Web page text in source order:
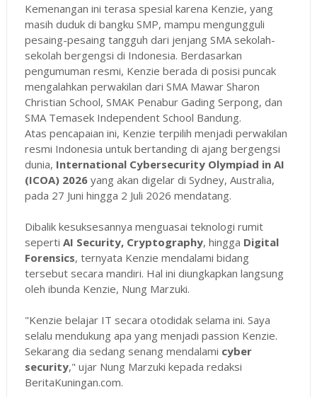
Kemenangan ini terasa spesial karena Kenzie, yang
masih duduk di bangku SMP, mampu mengungguli
pesaing-pesaing tangguh dari jenjang SMA sekolah-
sekolah bergengsi di Indonesia. Berdasarkan
pengumuman resmi, Kenzie berada di posisi puncak
mengalahkan perwakilan dari SMA Mawar Sharon
Christian School, SMAK Penabur Gading Serpong, dan
SMA Temasek Independent School Bandung.
Atas pencapaian ini, Kenzie terpilih menjadi perwakilan
resmi Indonesia untuk bertanding di ajang bergengsi
dunia, International Cybersecurity Olympiad in AI
(ICOA) 2026yang akan digelar di Sydney, Australia,
pada 27 Juni hingga 2 Juli 2026 mendatang.
Dibalik kesuksesannya menguasai teknologi rumit
seperti AI Security, Cryptography, hingga Digital
Forensics, ternyata Kenzie mendalami bidang
tersebut secara mandiri. Hal ini diungkapkan langsung
oleh ibunda Kenzie, Nung Marzuki.
"Kenzie belajar IT secara otodidak selama ini. Saya
selalu mendukung apa yang menjadi passion Kenzie.
Sekarang dia sedang senang mendalami cyber
security," ujar Nung Marzuki kepada redaksi
BeritaKuningan.com.